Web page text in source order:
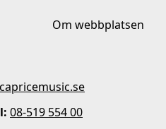
Om webbplatsen
08-519 554 00